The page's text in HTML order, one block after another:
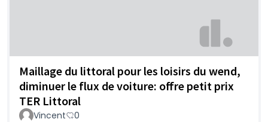
Maillage du littoral pour les loisirs du wend,
diminuer le flux de voiture: offre petit prix
TER Littoral
Vincent 0